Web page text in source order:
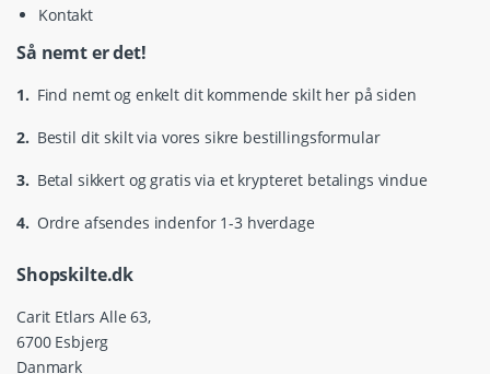
Kontakt
Så nemt er det!
1. Find nemt og enkelt dit kommende skilt her på siden
2. Bestil dit skilt via vores sikre bestillingsformular
3. Betal sikkert og gratis via et krypteret betalings vindue
4. Ordre afsendes indenfor 1-3 hverdage
Shopskilte.dk
Carit Etlars Alle 63,
6700 Esbjerg
Danmark